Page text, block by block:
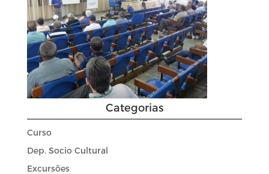
Categorias
Curso
Dep. Socio Cultural
Excursões